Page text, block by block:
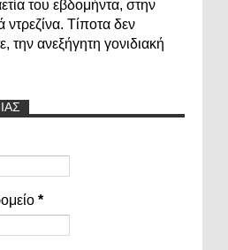
του εβδομήντα, στην
Τίποτα δεν
την ανεξήγητη γονιδιακή
*